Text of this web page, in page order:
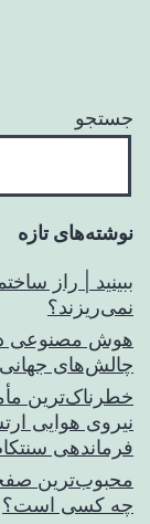
جستجو
نوشته‌های تازه
ببینید | راز
نمی‌ریزند؟
هوش مصنوعی در
چالش‌های جهانی
فرماندهی
محبوب‌ترین
چه کسی است؟